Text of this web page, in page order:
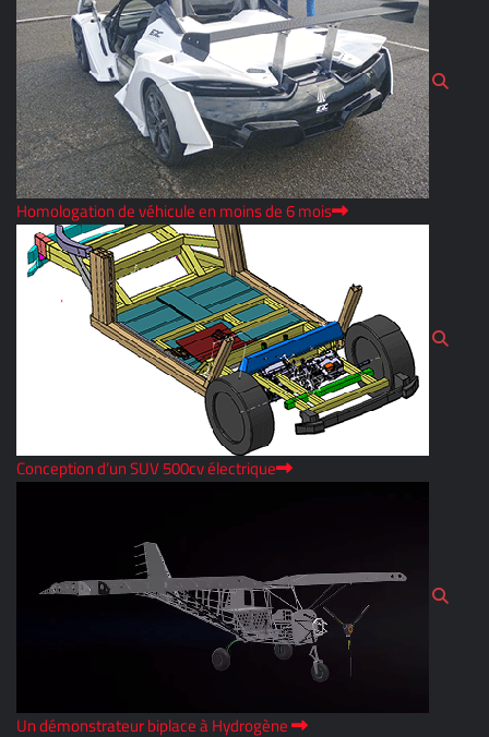
Homologation de véhicule en moins de 6 mois
Conception d’un SUV 500cv électrique
Un démonstrateur biplace à Hydrogène